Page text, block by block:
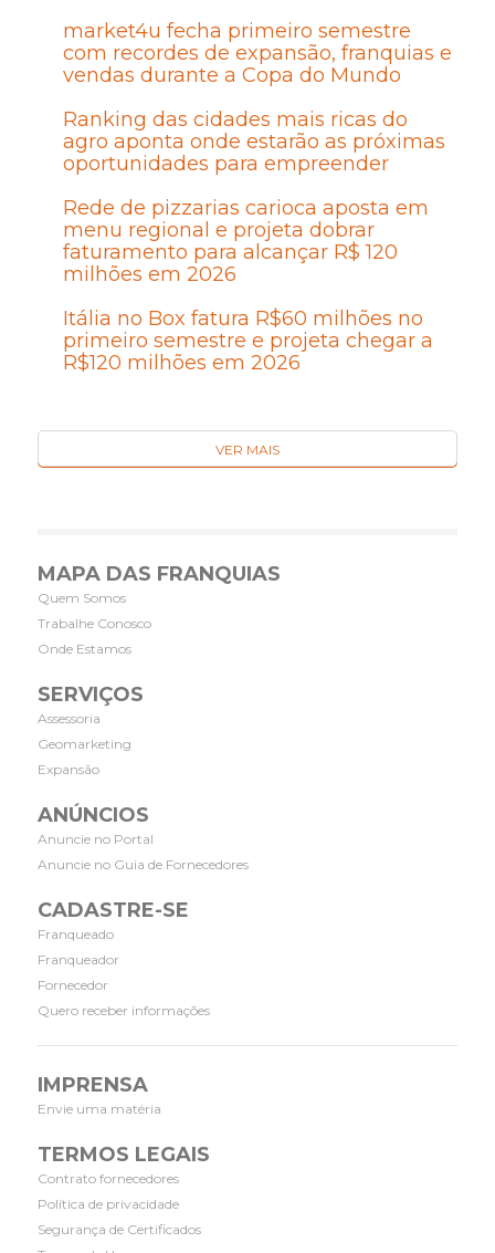
market4u fecha primeiro semestre
com recordes de expansão, franquias e
vendas durante a Copa do Mundo
Ranking das cidades mais ricas do
agro aponta onde estarão as próximas
oportunidades para empreender
Rede de pizzarias carioca aposta em
menu regional e projeta dobrar
faturamento para alcançar R$ 120
milhões em 2026
Itália no Box fatura R$60 milhões no
primeiro semestre e projeta chegar a
R$120 milhões em 2026
VER MAIS
MAPA DAS FRANQUIAS
Quem Somos
Trabalhe Conosco
Onde Estamos
SERVIÇOS
Assessoria
Geomarketing
Expansão
ANÚNCIOS
Anuncie no Portal
Anuncie no Guia de Fornecedores
CADASTRE-SE
Franqueado
Franqueador
Fornecedor
Quero receber informações
IMPRENSA
Envie uma matéria
TERMOS LEGAIS
Contrato fornecedores
Política de privacidade
Segurança de Certificados